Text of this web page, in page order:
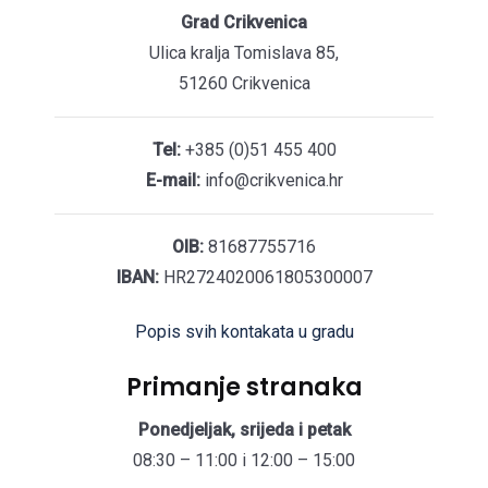
Grad Crikvenica
Ulica kralja Tomislava 85,
51260 Crikvenica
Tel:+385 (0)51 455 400
E-mail:info@crikvenica.hr
OIB: 81687755716
IBAN:HR2724020061805300007
Popis svih kontakata u gradu
Primanje stranaka
Ponedjeljak, srijeda i petak
08:30 – 11:00 i 12:00 – 15:00